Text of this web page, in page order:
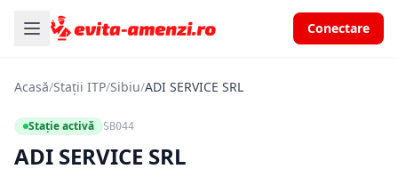
Conectare
Acasă/Stații ITP/Sibiu/ADI SERVICE SRL
Stație activă SB044
ADI SERVICE SRL